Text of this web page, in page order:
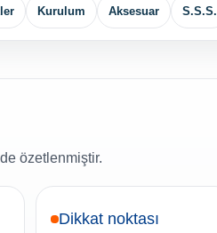
Kurulum Aksesuar S.S.S.
özetlenmiştir.
Dikkat noktası